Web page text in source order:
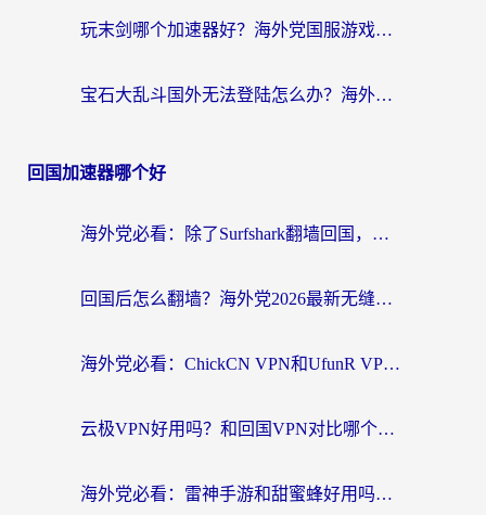
玩末剑哪个加速器好？海外党国服游戏畅玩终极指南（附3款热门游戏实测）
宝石大乱斗国外无法登陆怎么办？海外玩家专属加速指南（附穿越火线原野传说解决方案）
回国加速器哪个好
海外党必看：除了Surfshark翻墙回国，这些加速器选择技巧你真的懂吗？
回国后怎么翻墙？海外党2026最新无缝访问国内资源全攻略（附对比实测）
海外党必看：ChickCN VPN和UfunR VPN对比哪个回国效果更好？附实用选择指南
云极VPN好用吗？和回国VPN对比哪个回国效果更好？海外党亲测避坑指南
海外党必看：雷神手游和甜蜜蜂好用吗？3步选对回国加速器无缝刷国内资源